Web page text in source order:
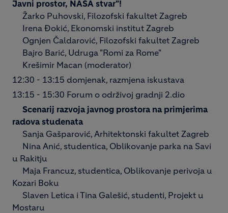
Javni prostor, NAŠA stvar"!
Žarko Puhovski, Filozofski fakultet Zagreb
Irena Đokić, Ekonomski institut Zagreb
Ognjen Čaldarović, Filozofski fakultet Zagreb
Bajro Barić, Udruga "Romi za Rome"
Krešimir Macan (moderator)
12:30 - 13:15 domjenak, razmjena iskustava
13:15 - 15:30 Forum o održivoj gradnji 2.dio
Scenarij razvoja javnog prostora na primjerima
radova studenata
Sanja Gašparović, Arhitektonski fakultet Zagreb
Nina Anić, studentica, Oblikovanje parka na Savi
u Rakitju
Maja Francuz, studentica, Oblikovanje perivoja u
Kozari Boku
Slaven Letica i Tina Galešić, studenti, Projekt u
Mostaru